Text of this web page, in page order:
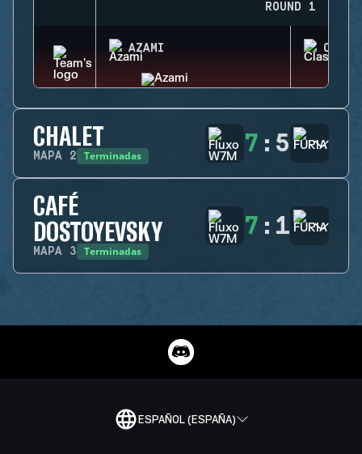
ROUND 1
AZAMI CLASH
CHALET
MAPA 2 Terminadas 7 : 5
CAFÉ
DOSTOYEVSKY
MAPA 3 Terminadas
7 : 1
ESPAÑOL (ESPAÑA)